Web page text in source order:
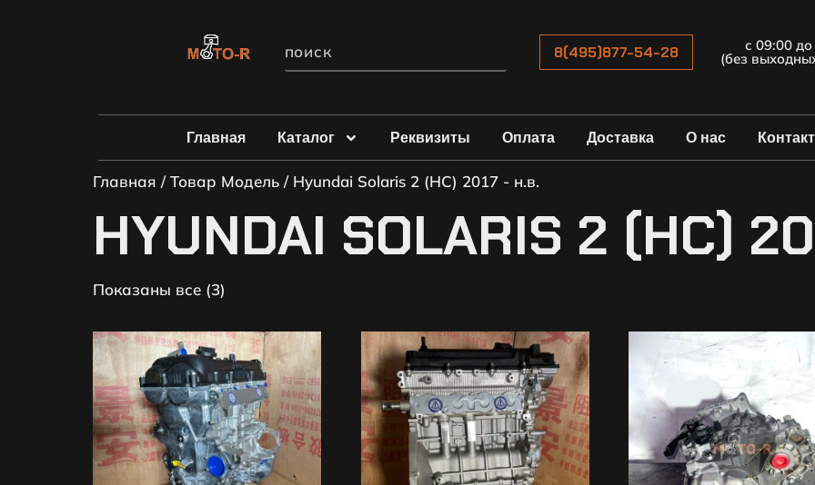
8(495)877-54-28 с 09:00
(без
Главная Каталог Реквизиты Оплата Доставка О нас
Главная / Товар Модель / Hyundai Solaris 2 (HC) 2017 - н.в.
HYUNDAI SOLARIS 2 (HC)
Показаны все (3)